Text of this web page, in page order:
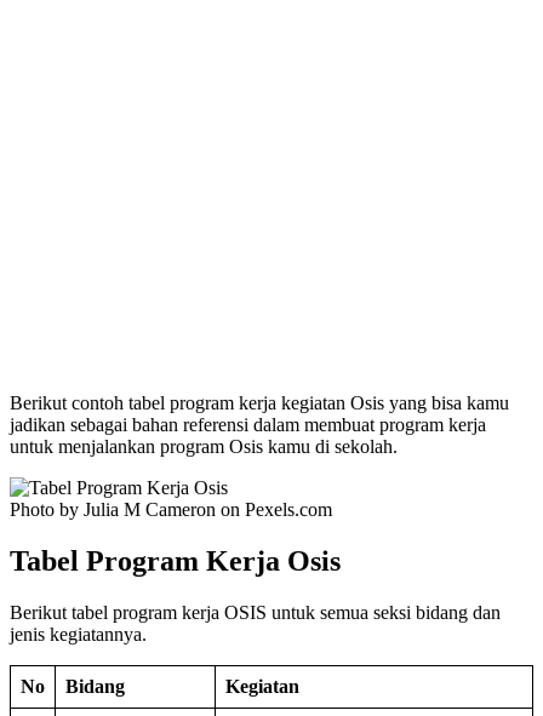
Berikut contoh tabel program kerja kegiatan Osis yang bisa kamu
jadikan sebagai bahan referensi dalam membuat program kerja
untuk menjalankan program Osis kamu di sekolah.
Photo by Julia M Cameron on Pexels.com
Tabel Program Kerja Osis
Berikut tabel program kerja OSIS untuk semua seksi bidang dan
jenis kegiatannya.
No Bidang Kegiatan